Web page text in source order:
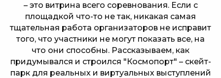
– это витрина всего соревнования. Если с
площадкой что-то не так, никакая самая
тщательная работа организаторов не исправит
того, что участники не могут показать все, на
что они способны. Рассказываем, как
придумывался и строился "Космопорт" – скейт-
парк для реальных и виртуальных выступлений